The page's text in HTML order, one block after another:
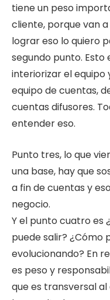
tiene un peso
cliente, porque van
lograr eso lo quiero
segundo punto. Esto
interiorizar el equipo
equipo de cuentas,
cuentas difusores.
entender eso.
Punto tres, lo que
una base, hay que
a fin de cuentas y
negocio.
Y el punto cuatro es
puede salir? ¿Cómo
evolucionando? En
es peso y
que es transversal